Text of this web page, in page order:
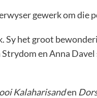
gewerk om die
Sy het groot
en Anna Davel
Kalaharisanden